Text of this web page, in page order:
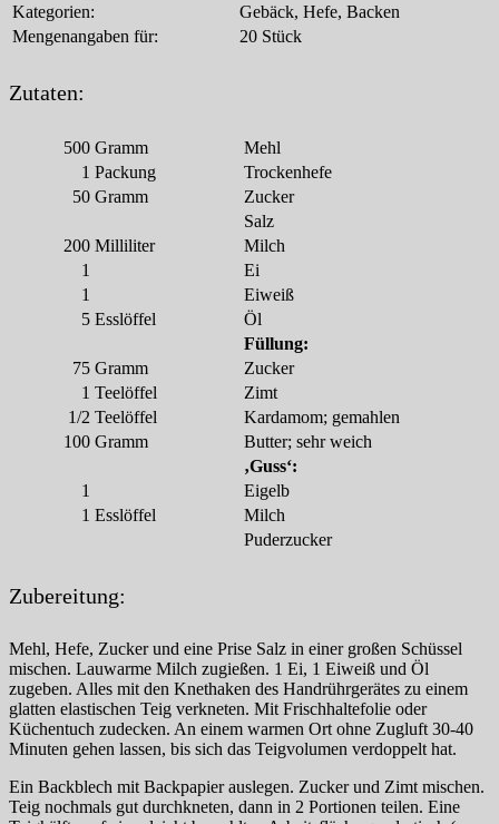
Kategorien:
Gebäck, Hefe, Backen
Mengenangaben für:
20 Stück
Zutaten:
500 Gramm
Mehl
1 Packung
Trockenhefe
50 Gramm
Zucker
Salz
200 Milliliter
Milch
1
Ei
1
Eiweiß
5 Esslöffel
Öl
Füllung:
75 Gramm
Zucker
1 Teelöffel
Zimt
1/2 Teelöffel
Kardamom; gemahlen
100 Gramm
Butter; sehr weich
‚Guss‘:
1
Eigelb
1 Esslöffel
Milch
Puderzucker
Zubereitung:
Mehl, Hefe, Zucker und eine Prise Salz in einer großen Schüssel
mischen. Lauwarme Milch zugießen. 1 Ei, 1 Eiweiß und Öl
zugeben. Alles mit den Knethaken des Handrührgerätes zu einem
glatten elastischen Teig ver­kneten. Mit Frischhaltefolie oder
Küchentuch zudecken. An einem warmen Ort ohne Zugluft 30-40
Minuten gehen lassen, bis sich das Teigvolumen verdoppelt hat.
Ein Backblech mit Backpapier auslegen. Zucker und Zimt mischen.
Teig nochmals gut durchkneten, dann in 2 Portionen teilen. Eine